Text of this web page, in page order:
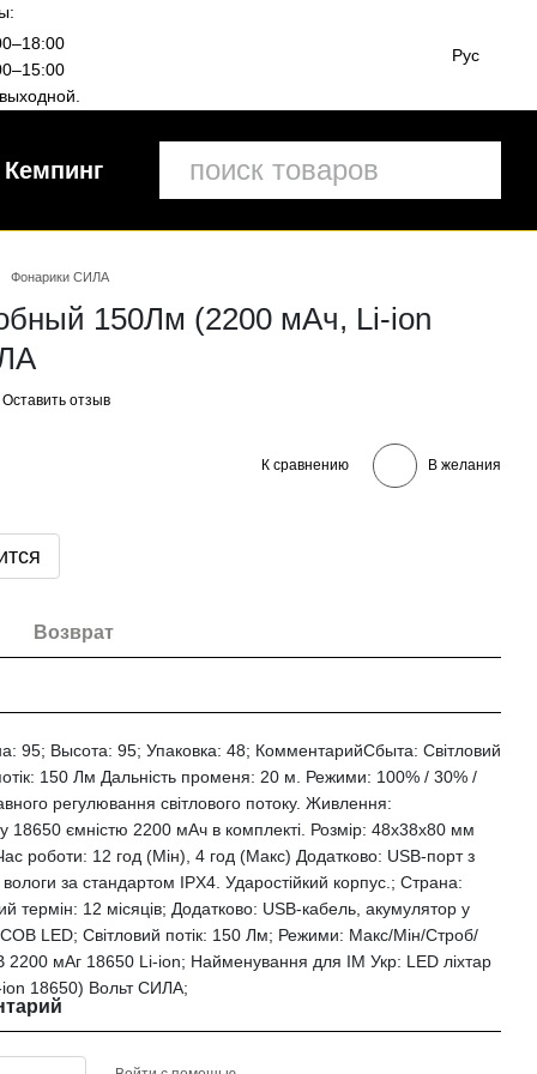
выходной.
Рус
Кемпинг
Фонарики СИЛА
150Лм (2200 мАч, Li-ion
Оставить отзыв
К сравнению В желания
Возврат
95; Высота: 95; Упаковка: 48; КомментарийСбыта: Світловий
150 Лм Дальність променя: 20 м. Режими: 100% / 30% /
регулювання світлового потоку. Живлення:
18650 ємністю 2200 мАч в комплекті. Розмір: 48х38х80 мм
роботи: 12 год (Мін), 4 год (Макс) Додатково: USB-порт з
за стандартом IPX4. Ударостійкий корпус.; Страна:
термін: 12 місяців; Додатково: USB-кабель, акумулятор у
LED; Світловий потік: 150 Лм; Режими: Макс/Мін/Строб/
мАг 18650 Li-ion; Найменування для ІМ Укр: LED ліхтар
18650) Вольт СИЛА;